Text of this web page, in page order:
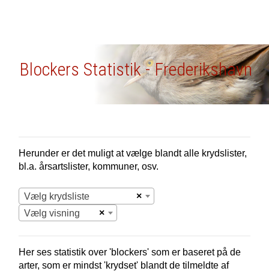
Blockers Statistik - Frederikshavn
Herunder er det muligt at vælge blandt alle krydslister,
bl.a. årsartslister, kommuner, osv.
×
Vælg krydsliste
×
Vælg visning
Her ses statistik over 'blockers' som er baseret på de
arter, som er mindst 'krydset' blandt de tilmeldte af